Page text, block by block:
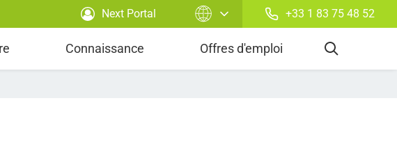
Next Portal +33 1 83 75 48 52
& gestion de portefeuille
Connaissance Offres d'emploi